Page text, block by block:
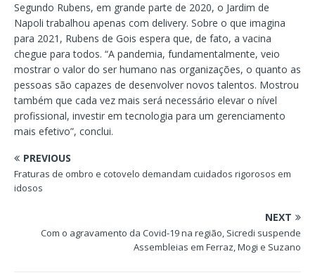
Segundo Rubens, em grande parte de 2020, o Jardim de
Napoli trabalhou apenas com delivery. Sobre o que imagina
para 2021, Rubens de Gois espera que, de fato, a vacina
chegue para todos. “A pandemia, fundamentalmente, veio
mostrar o valor do ser humano nas organizações, o quanto as
pessoas são capazes de desenvolver novos talentos. Mostrou
também que cada vez mais será necessário elevar o nível
profissional, investir em tecnologia para um gerenciamento
mais efetivo”, conclui.
PREVIOUS
Fraturas de ombro e cotovelo demandam cuidados rigorosos em
idosos
NEXT
Com o agravamento da Covid-19 na região, Sicredi suspende
Assembleias em Ferraz, Mogi e Suzano